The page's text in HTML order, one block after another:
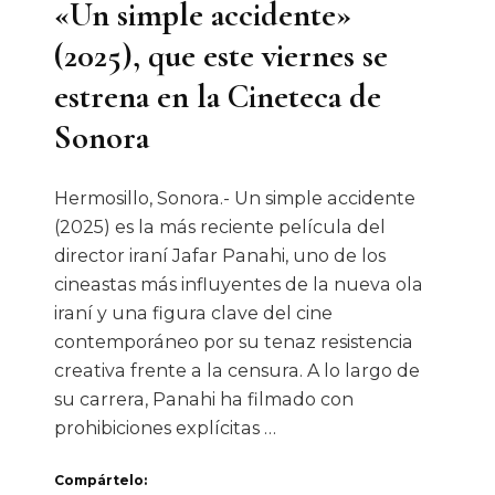
«Un simple accidente»
(2025), que este viernes se
estrena en la Cineteca de
Sonora
Hermosillo, Sonora.- Un simple accidente
(2025) es la más reciente película del
director iraní Jafar Panahi, uno de los
cineastas más influyentes de la nueva ola
iraní y una figura clave del cine
contemporáneo por su tenaz resistencia
creativa frente a la censura. A lo largo de
su carrera, Panahi ha filmado con
prohibiciones explícitas …
Compártelo: